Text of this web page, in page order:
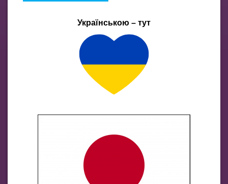
Українською – тут